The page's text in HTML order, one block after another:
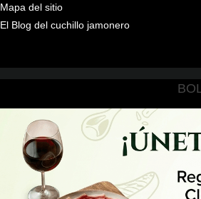
Mapa del sitio
El Blog del cuchillo jamonero